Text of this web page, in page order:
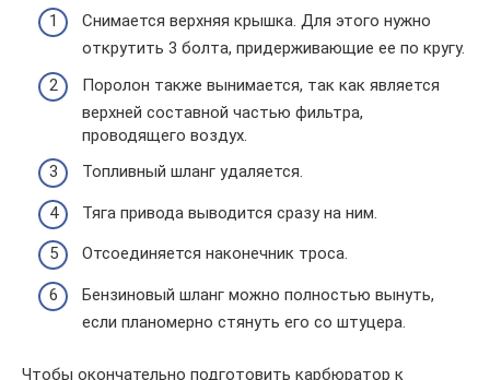
Снимается верхняя крышка. Для этого нужно
открутить 3 болта, придерживающие ее по кругу.
Поролон также вынимается, так как является
верхней составной частью фильтра,
проводящего воздух.
Топливный шланг удаляется.
Тяга привода выводится сразу на ним.
Отсоединяется наконечник троса.
Бензиновый шланг можно полностью вынуть,
если планомерно стянуть его со штуцера.
Чтобы окончательно подготовить карбюратор к